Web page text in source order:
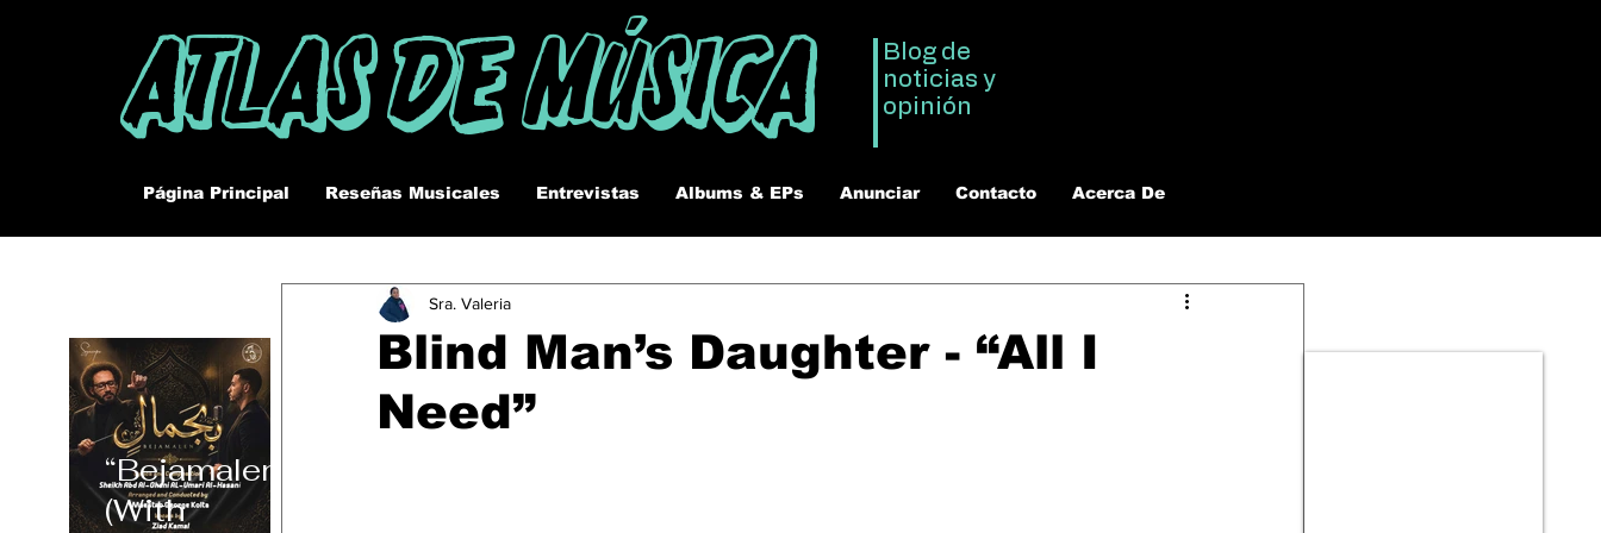
Atlas De Música
Blog de
noticias y
opinión
Página Principal Reseñas Musicales Entrevistas Albums & EPs Anunciar Contacto Acerca De
“Bejamalen”
(With
Blind Man’s Daughter - “All I
Need”
Sra. Valeria